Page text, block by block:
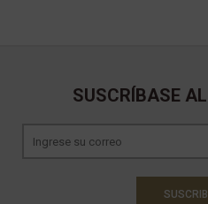
SUSCRÍBASE